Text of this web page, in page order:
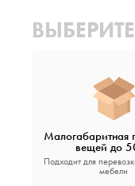
Малогабаритная
вещей до
Подходит для
мебели